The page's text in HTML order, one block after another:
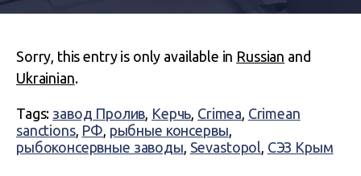
Sorry, this entry is only available in Russian and
Ukrainian.
Tags: завод Пролив, Керчь, Crimea, Crimean
sanctions, РФ, рыбные консервы,
рыбоконсервные заводы, Sevastopol, СЭЗ Крым